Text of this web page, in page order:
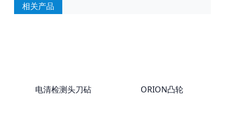
相关产品
电清检测头刀砧 ORION凸轮